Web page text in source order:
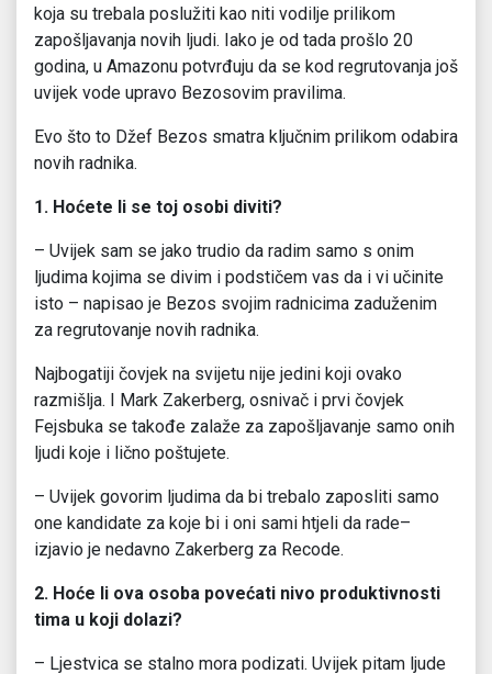
koja su trebala poslužiti kao niti vodilje prilikom
zapošljavanja novih ljudi. Iako je od tada prošlo 20
godina, u Amazonu potvrđuju da se kod regrutovanja još
uvijek vode upravo Bezosovim pravilima.
Evo što to Džef Bezos smatra ključnim prilikom odabira
novih radnika.
1. Hoćete li se toj osobi diviti?
– Uvijek sam se jako trudio da radim samo s onim
ljudima kojima se divim i podstičem vas da i vi učinite
isto – napisao je Bezos svojim radnicima zaduženim
za regrutovanje novih radnika.
Najbogatiji čovjek na svijetu nije jedini koji ovako
razmišlja. I Mark Zakerberg, osnivač i prvi čovjek
Fejsbuka se takođe zalaže za zapošljavanje samo onih
ljudi koje i lično poštujete.
– Uvijek govorim ljudima da bi trebalo zaposliti samo
one kandidate za koje bi i oni sami htjeli da rade–
izjavio je nedavno Zakerberg za Recode.
2. Hoće li ova osoba povećati nivo produktivnosti
tima u koji dolazi?
– Ljestvica se stalno mora podizati. Uvijek pitam ljude